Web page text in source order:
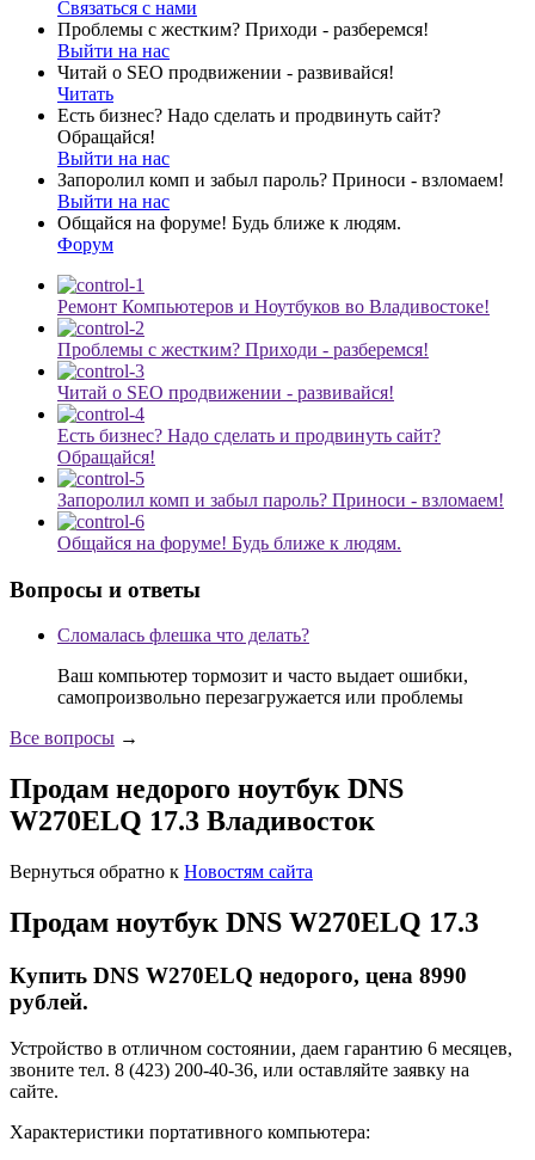
Связаться с нами
Проблемы с жестким? Приходи - разберемся!
Выйти на нас
Читай о SEO продвижении - развивайся!
Читать
Есть бизнес? Надо сделать и продвинуть сайт?
Обращайся!
Выйти на нас
Запоролил комп и забыл пароль? Приноси - взломаем!
Выйти на нас
Общайся на форуме! Будь ближе к людям.
Форум
Ремонт Компьютеров и Ноутбуков во Владивостоке!
Проблемы с жестким? Приходи - разберемся!
Читай о SEO продвижении - развивайся!
Есть бизнес? Надо сделать и продвинуть сайт?
Обращайся!
Запоролил комп и забыл пароль? Приноси - взломаем!
Общайся на форуме! Будь ближе к людям.
Вопросы и ответы
Сломалась флешка что делать?
Ваш компьютер тормозит и часто выдает ошибки,
самопроизвольно перезагружается или проблемы
Все вопросы →
Продам недорого ноутбук DNS
W270ELQ 17.3 Владивосток
Вернуться обратно к Новостям сайта
Продам ноутбук DNS W270ELQ 17.3
Купить DNS W270ELQ недорого, цена 8990
рублей.
Устройство в отличном состоянии, даем гарантию 6 месяцев,
звоните тел. 8 (423) 200-40-36, или оставляйте заявку на
сайте.
Характеристики портативного компьютера: